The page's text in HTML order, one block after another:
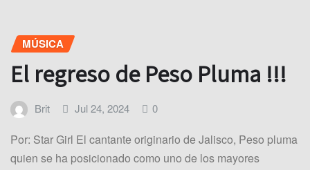
MÚSICA
El regreso de Peso Pluma !!!
Brit Jul 24, 2024 0
Por: Star Girl El cantante originario de Jalisco, Peso pluma
quien se ha posicionado como uno de los mayores